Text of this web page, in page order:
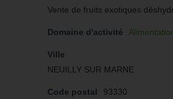
Vente de fruits exotiques
Domaine d'activité
Ville
NEUILLY SUR MARNE
Code postal 93330